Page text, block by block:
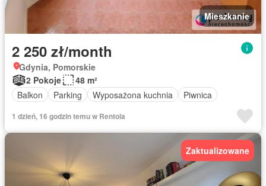
Mieszkanie
2 250 zł/month
Gdynia, Pomorskie
2 Pokoje
48 m²
Balkon
Parking Wyposażona kuchnia Piwnica
1 dzień, 16 godzin temu w Rentola
Zaktualizowane